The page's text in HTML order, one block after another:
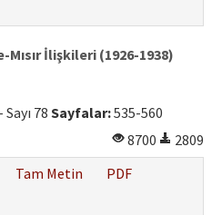
İlişkileri (1926-1938)
78 Sayfalar:535-560
8700
2809
Tam Metin
PDF